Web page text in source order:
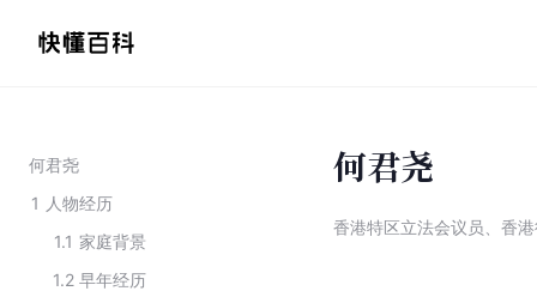
何君尧
1 人物经历
1.1 家庭背景
1.2 早年经历
何君尧
香港特区立法会议员、香